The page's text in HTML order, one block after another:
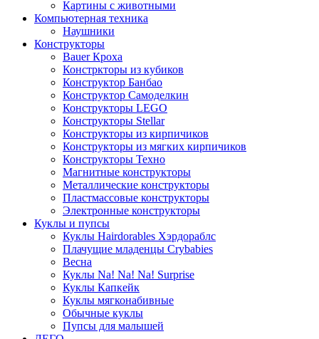
Картины с животными
Компьютерная техника
Наушники
Конструкторы
Bauer Кроха
Констркторы из кубиков
Конструктор Банбао
Конструктор Самоделкин
Конструкторы LEGO
Конструкторы Stellar
Конструкторы из кирпичиков
Конструкторы из мягких кирпичиков
Конструкторы Техно
Магнитные конструкторы
Металлические конструкторы
Пластмассовые конструкторы
Электронные конструкторы
Куклы и пупсы
Куклы Hairdorables Хэрдораблс
Плачущие младенцы Crybabies
Весна
Куклы Na! Na! Na! Surprise
Куклы Капкейк
Куклы мягконабивные
Обычные куклы
Пупсы для малышей